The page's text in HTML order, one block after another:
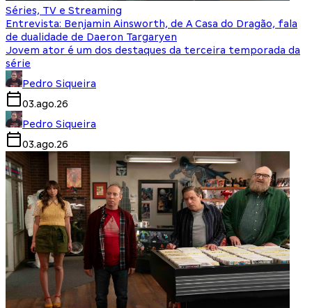
Séries, TV e Streaming
Entrevista: Benjamin Ainsworth, de A Casa do Dragão, fala
de dualidade de Daeron Targaryen
Jovem ator é um dos destaques da terceira temporada da
série
Pedro Siqueira
03.ago.26
Pedro Siqueira
03.ago.26